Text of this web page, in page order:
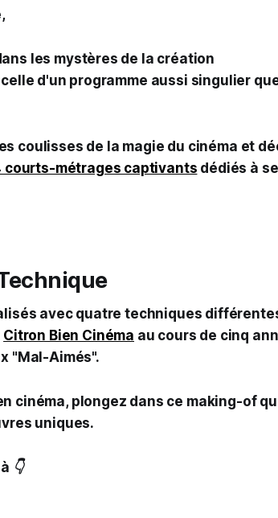
les mystères de la création
d'un programme aussi singulier
coulisses de la magie du cinéma et
courts-métrages captivants dédiés à
avec quatre techniques
Citron Bien Cinéma au cours de cinq
"Mal-Aimés".
cinéma, plongez dans ce making-of
uniques.
👇